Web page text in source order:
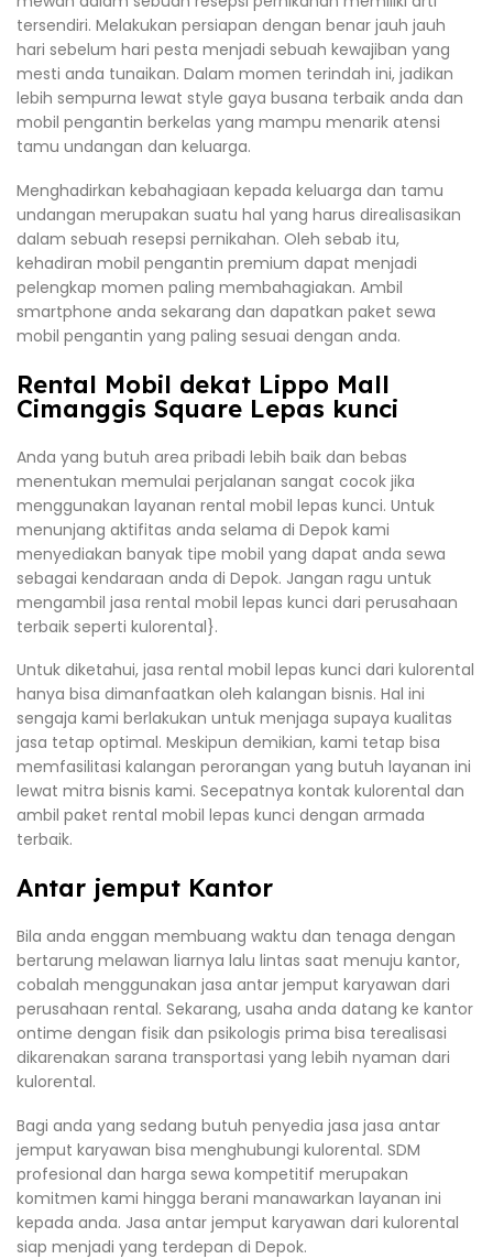
tersendiri. Melakukan persiapan dengan benar jauh jauh
hari sebelum hari pesta menjadi sebuah kewajiban yang
mesti anda tunaikan. Dalam momen terindah ini, jadikan
lebih sempurna lewat style gaya busana terbaik anda dan
mobil pengantin berkelas yang mampu menarik atensi
tamu undangan dan keluarga.
Menghadirkan kebahagiaan kepada keluarga dan tamu
undangan merupakan suatu hal yang harus direalisasikan
dalam sebuah resepsi pernikahan. Oleh sebab itu,
kehadiran mobil pengantin premium dapat menjadi
pelengkap momen paling membahagiakan. Ambil
smartphone anda sekarang dan dapatkan paket sewa
mobil pengantin yang paling sesuai dengan anda.
Rental Mobil dekat Lippo Mall
Cimanggis Square Lepas kunci
Anda yang butuh area pribadi lebih baik dan bebas
menentukan memulai perjalanan sangat cocok jika
menggunakan layanan rental mobil lepas kunci. Untuk
menunjang aktifitas anda selama di Depok kami
menyediakan banyak tipe mobil yang dapat anda sewa
sebagai kendaraan anda di Depok. Jangan ragu untuk
mengambil jasa rental mobil lepas kunci dari perusahaan
terbaik seperti kulorental}.
Untuk diketahui, jasa rental mobil lepas kunci dari kulorental
hanya bisa dimanfaatkan oleh kalangan bisnis. Hal ini
sengaja kami berlakukan untuk menjaga supaya kualitas
jasa tetap optimal. Meskipun demikian, kami tetap bisa
memfasilitasi kalangan perorangan yang butuh layanan ini
lewat mitra bisnis kami. Secepatnya kontak kulorental dan
ambil paket rental mobil lepas kunci dengan armada
terbaik.
Antar jemput Kantor
Bila anda enggan membuang waktu dan tenaga dengan
bertarung melawan liarnya lalu lintas saat menuju kantor,
cobalah menggunakan jasa antar jemput karyawan dari
perusahaan rental. Sekarang, usaha anda datang ke kantor
ontime dengan fisik dan psikologis prima bisa terealisasi
dikarenakan sarana transportasi yang lebih nyaman dari
kulorental.
Bagi anda yang sedang butuh penyedia jasa jasa antar
jemput karyawan bisa menghubungi kulorental. SDM
profesional dan harga sewa kompetitif merupakan
komitmen kami hingga berani manawarkan layanan ini
kepada anda. Jasa antar jemput karyawan dari kulorental
siap menjadi yang terdepan di Depok.